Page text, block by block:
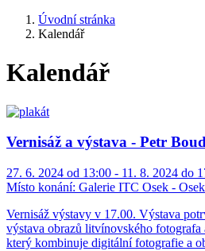
Úvodní stránka
Kalendář
Kalendář
Vernisáž a výstava - Petr
27. 6. 2024 od 13:00 - 11. 8. 2024 do
Místo konání: Galerie ITC Osek - Osek
Vernisáž výstavy v 17.00. Výstava
výstava obrazů litvínovského
který kombinuje digitální fotografie a